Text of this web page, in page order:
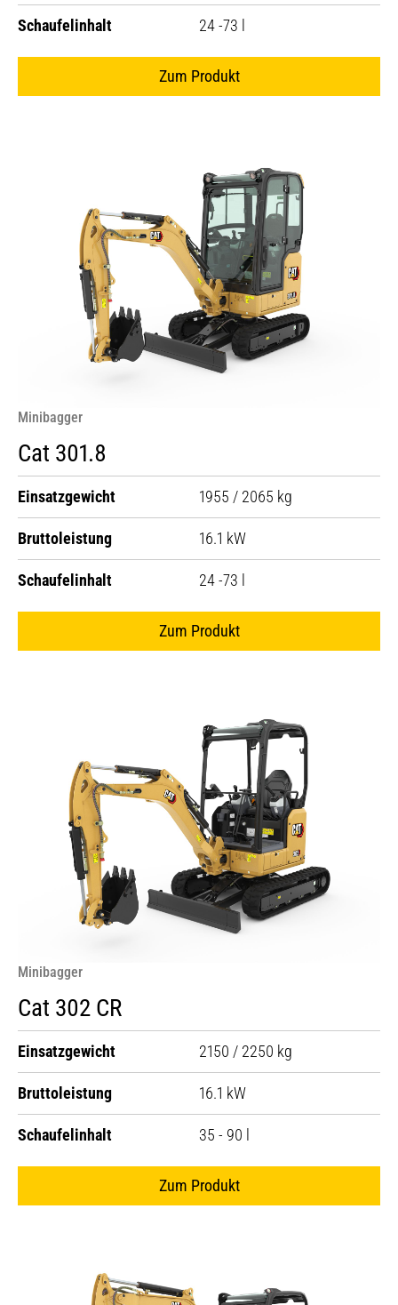
Schaufelinhalt 24 -73 l
Zum Produkt
Minibagger
Cat 301.8
Einsatzgewicht 1955 / 2065 kg
Bruttoleistung 16.1 kW
Schaufelinhalt 24 -73 l
Zum Produkt
Minibagger
Cat 302 CR
Einsatzgewicht 2150 / 2250 kg
Bruttoleistung 16.1 kW
Schaufelinhalt 35 - 90 l
Zum Produkt